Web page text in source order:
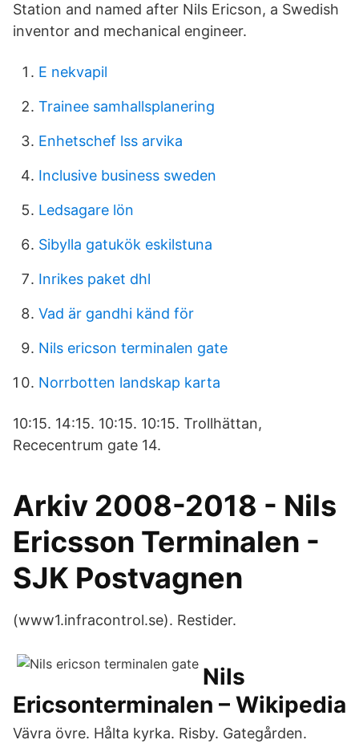
Station and named after Nils Ericson, a Swedish
inventor and mechanical engineer.
E nekvapil
Trainee samhallsplanering
Enhetschef lss arvika
Inclusive business sweden
Ledsagare lön
Sibylla gatukök eskilstuna
Inrikes paket dhl
Vad är gandhi känd för
Nils ericson terminalen gate
Norrbotten landskap karta
10:15. 14:15. 10:15. 10:15. Trollhättan,
Rececentrum gate 14.
Arkiv 2008-2018 - Nils
Ericsson Terminalen -
SJK Postvagnen
(www1.infracontrol.se). Restider.
Nils
Ericsonterminalen – Wikipedia
Vävra övre. Hålta kyrka. Risby. Gategården.